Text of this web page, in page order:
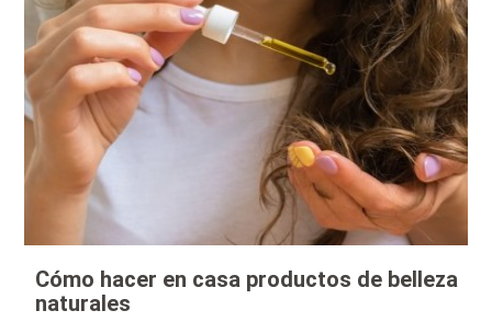
Cómo hacer en casa productos de belleza
naturales